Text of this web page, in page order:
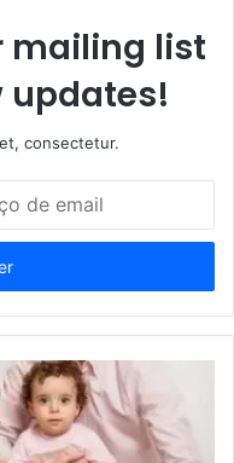
mailing list
updates!
consectetur.